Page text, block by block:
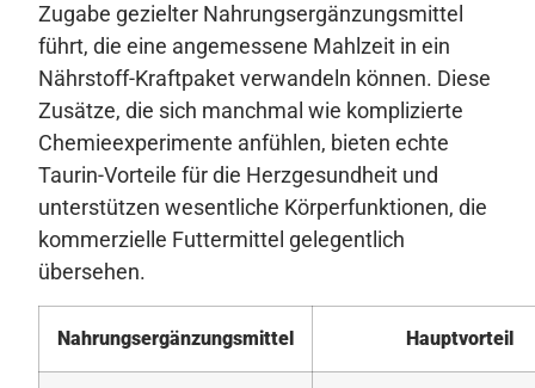
Zugabe gezielter Nahrungsergänzungsmittel
führt, die eine angemessene Mahlzeit in ein
Nährstoff-Kraftpaket verwandeln können. Diese
Zusätze, die sich manchmal wie komplizierte
Chemieexperimente anfühlen, bieten echte
Taurin-Vorteile für die Herzgesundheit und
unterstützen wesentliche Körperfunktionen, die
kommerzielle Futtermittel gelegentlich
übersehen.
Nahrungsergänzungsmittel Hauptvorteil